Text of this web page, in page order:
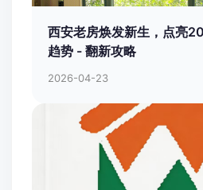
西安老房焕发新生，点亮
趋势 - 翻新攻略
2026-04-23